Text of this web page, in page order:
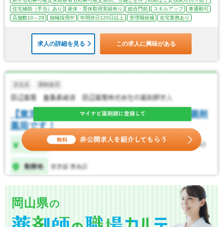
住宅補助（手当）あり
産休・育休取得実績有り 総合門前 スキルアップ
車通勤可
店舗数10～29
積極採用中 年間休日120日以上 管理職候補 在宅業務あり
求人の詳細を見る この求人に興味がある
岡山県の